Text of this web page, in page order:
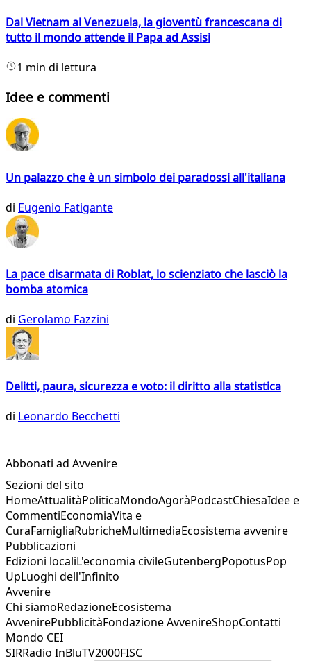
Dal Vietnam al Venezuela, la gioventù francescana di
tutto il mondo attende il Papa ad Assisi
1 min di lettura
Idee e commenti
Un palazzo che è un simbolo dei paradossi all'italiana
di Eugenio Fatigante
La pace disarmata di Roblat, lo scienziato che lasciò la
bomba atomica
di Gerolamo Fazzini
Delitti, paura, sicurezza e voto: il diritto alla statistica
di Leonardo Becchetti
Abbonati ad Avvenire
Sezioni del sito
HomeAttualitàPoliticaMondoAgoràPodcastChiesaIdee e
CommentiEconomiaVita e
CuraFamigliaRubricheMultimediaEcosistema avvenire
Pubblicazioni
Edizioni localiL'economia civileGutenbergPopotusPop
UpLuoghi dell'Infinito
Avvenire
Chi siamoRedazioneEcosistema
AvvenirePubblicitàFondazione AvvenireShopContatti
Mondo CEI
SIRRadio InBluTV2000FISC